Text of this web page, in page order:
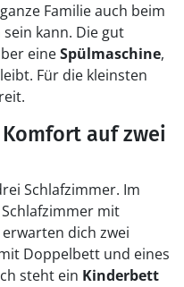
Familie auch beim
kann. Die gut
eineSpülmaschine,
Für die kleinsten
auf zwei
Schlafzimmer. Im
mit
dich zwei
Doppelbett und eines
steht ein Kinderbett